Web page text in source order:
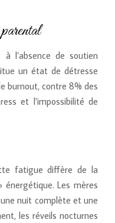
l’absence de soutien
un état de détresse
burnout, contre 8% des
et l’impossibilité de
fatigue diffère de la
énergétique. Les mères
nuit complète et une
les réveils nocturnes